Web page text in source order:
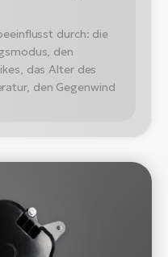
durch: die
den
das Alter des
den Gegenwind